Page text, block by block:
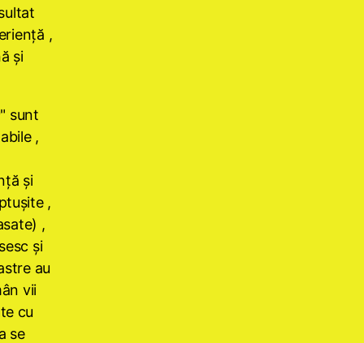
,
şi
sunt
,
şi
,
,
şi
au
vii
cu
se